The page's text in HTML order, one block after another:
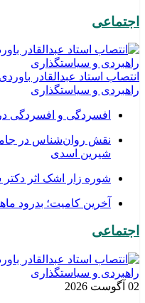
اجتماعی
انتصاب استاد عبدالقادر
راهبردی و سیاستگذاری
افسردگی و افسردگی
نقش روان‌شناس در
شیرین اسدی
شوره زار اشک اثر
​آخرین کامیت؛ بدرود
اجتماعی
02 آگوست 2026